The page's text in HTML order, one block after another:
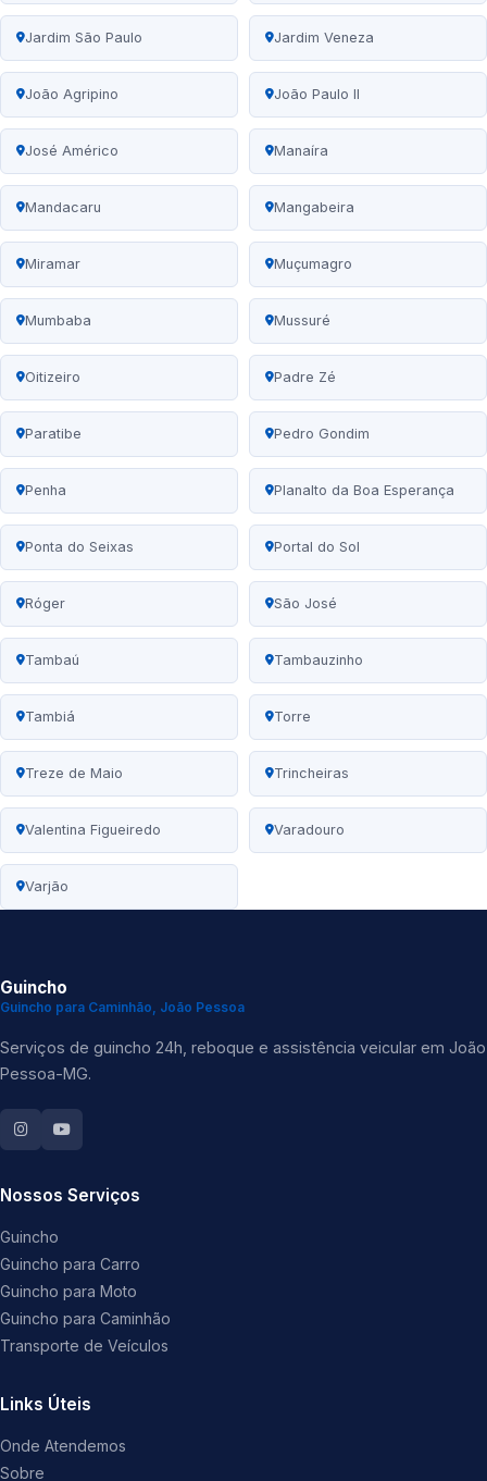
Jardim São Paulo Jardim Veneza
João Agripino João Paulo II
José Américo Manaíra
Mandacaru Mangabeira
Miramar Muçumagro
Mumbaba Mussuré
Oitizeiro Padre Zé
Paratibe Pedro Gondim
Penha Planalto da Boa Esperança
Ponta do Seixas Portal do Sol
Róger São José
Tambaú Tambauzinho
Tambiá Torre
Treze de Maio Trincheiras
Valentina Figueiredo Varadouro
Varjão
Guincho
Guincho para Caminhão, João Pessoa
Serviços de guincho 24h, reboque e assistência veicular em João
Pessoa-MG.
Nossos Serviços
Guincho
Guincho para Carro
Guincho para Moto
Guincho para Caminhão
Transporte de Veículos
Links Úteis
Onde Atendemos
Sobre